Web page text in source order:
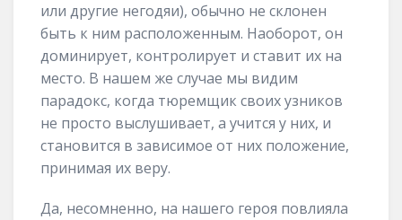
или другие негодяи), обычно не склонен
быть к ним расположенным. Наоборот, он
доминирует, контролирует и ставит их на
место. В нашем же случае мы видим
парадокс, когда тюремщик своих узников
не просто выслушивает, а учится у них, и
становится в зависимое от них положение,
принимая их веру.
Да, несомненно, на нашего героя повлияла